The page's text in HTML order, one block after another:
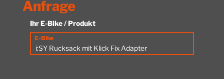
Anfrage
Ihr E-Bike / Produkt
E-Bike